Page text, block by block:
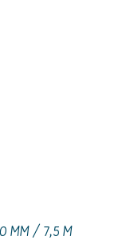
MM / 7,5 M